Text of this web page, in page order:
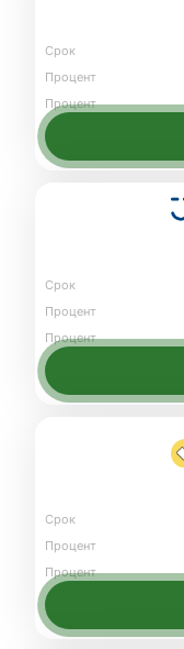
Срок
Процент
Процент
Срок
Процент
Процент
Срок
Процент
Процент